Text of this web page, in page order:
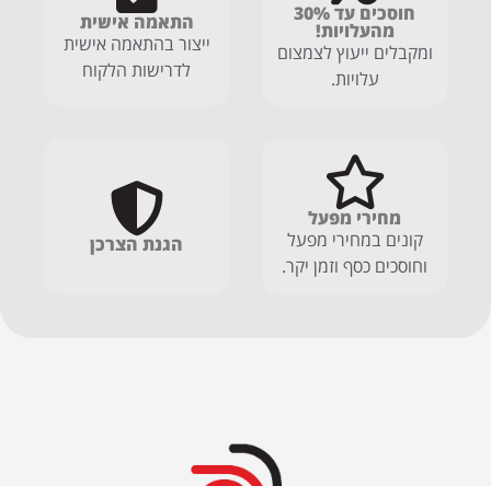
חוסכים עד 30%
מהעלויות!
ומקבלים ייעוץ לצמצום
עלויות.
התאמה אישית
ייצור בהתאמה אישית
לדרישות הלקוח
מחירי מפעל
קונים במחירי מפעל
וחוסכים כסף וזמן יקר.
הגנת הצרכן